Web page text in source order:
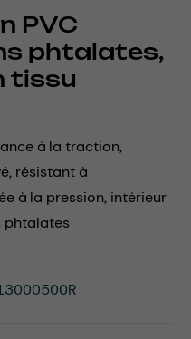
PVC
phtalates,
tissu
à la traction,
résistant à
à la pression, intérieur
phtalates